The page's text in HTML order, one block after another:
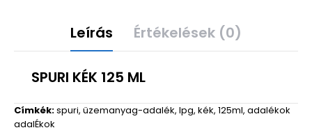
Leírás Értékelések (0)
SPURI KÉK 125 ML
Címkék:spuri, üzemanyag-adalék, lpg, kék, 125ml, adalékok
adalÉkok